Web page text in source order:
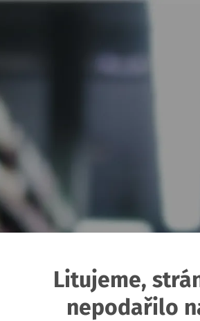
Litujeme,
nepodařilo